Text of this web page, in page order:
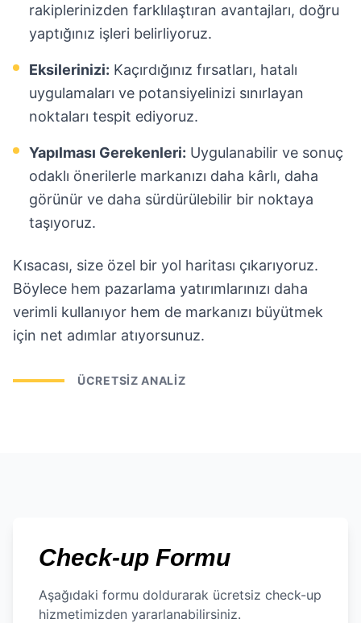
rakiplerinizden farklılaştıran avantajları, doğru
yaptığınız işleri belirliyoruz.
Eksilerinizi: Kaçırdığınız fırsatları, hatalı
uygulamaları ve potansiyelinizi sınırlayan
noktaları tespit ediyoruz.
Yapılması Gerekenleri: Uygulanabilir ve sonuç
odaklı önerilerle markanızı daha kârlı, daha
görünür ve daha sürdürülebilir bir noktaya
taşıyoruz.
Kısacası, size özel bir yol haritası çıkarıyoruz.
Böylece hem pazarlama yatırımlarınızı daha
verimli kullanıyor hem de markanızı büyütmek
için net adımlar atıyorsunuz.
ÜCRETSIZ ANALIZ
Check-up Formu
Aşağıdaki formu doldurarak ücretsiz check-up
hizmetimizden yararlanabilirsiniz.